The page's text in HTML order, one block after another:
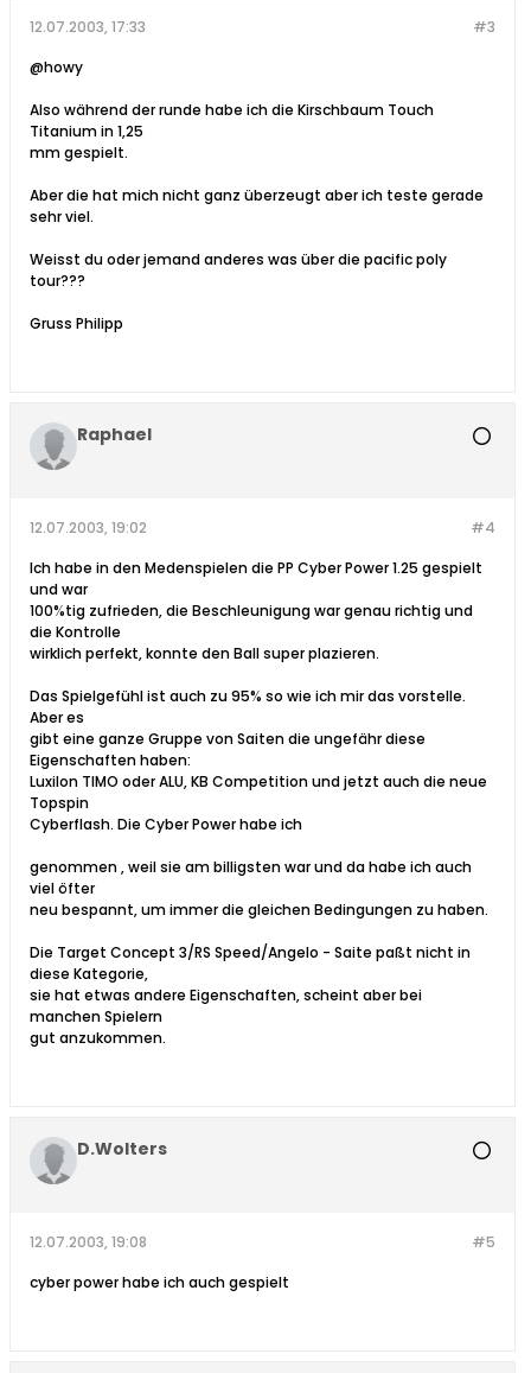
#3
12.07.2003, 17:33
@howy
Also während der runde habe ich die Kirschbaum Touch
Titanium in 1,25
mm gespielt.
Aber die hat mich nicht ganz überzeugt aber ich teste gerade
sehr viel.
Weisst du oder jemand anderes was über die pacific poly
tour???
Gruss Philipp
Raphael
#4
12.07.2003, 19:02
Ich habe in den Medenspielen die PP Cyber Power 1.25 gespielt
und war
100%tig zufrieden, die Beschleunigung war genau richtig und
die Kontrolle
wirklich perfekt, konnte den Ball super plazieren.
Das Spielgefühl ist auch zu 95% so wie ich mir das vorstelle.
Aber es
gibt eine ganze Gruppe von Saiten die ungefähr diese
Eigenschaften haben:
Luxilon TIMO oder ALU, KB Competition und jetzt auch die neue
Topspin
Cyberflash. Die Cyber Power habe ich
genommen , weil sie am billigsten war und da habe ich auch
viel öfter
neu bespannt, um immer die gleichen Bedingungen zu haben.
Die Target Concept 3/RS Speed/Angelo - Saite paßt nicht in
diese Kategorie,
sie hat etwas andere Eigenschaften, scheint aber bei
manchen Spielern
gut anzukommen.
D.Wolters
#5
12.07.2003, 19:08
cyber power habe ich auch gespielt